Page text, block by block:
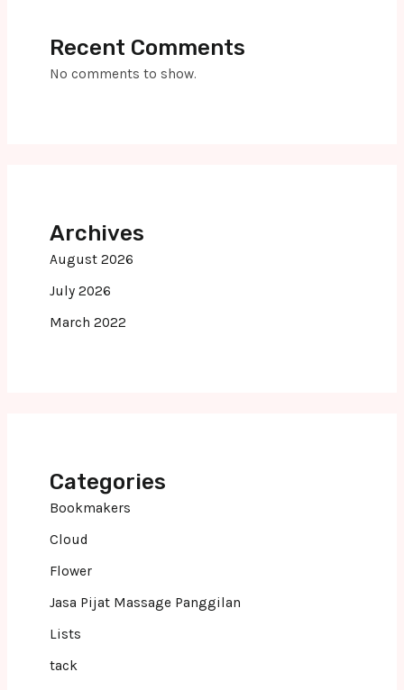
Recent Comments
No comments to show.
Archives
August 2026
July 2026
March 2022
Categories
Bookmakers
Cloud
Flower
Jasa Pijat Massage Panggilan
Lists
tack